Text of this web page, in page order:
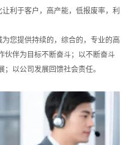
利于客户，高产能，低报废率，利
您提供持续的，综合的，专业的高
伙伴为目标不断奋斗；以不断奋斗
以公司发展回馈社会责任。